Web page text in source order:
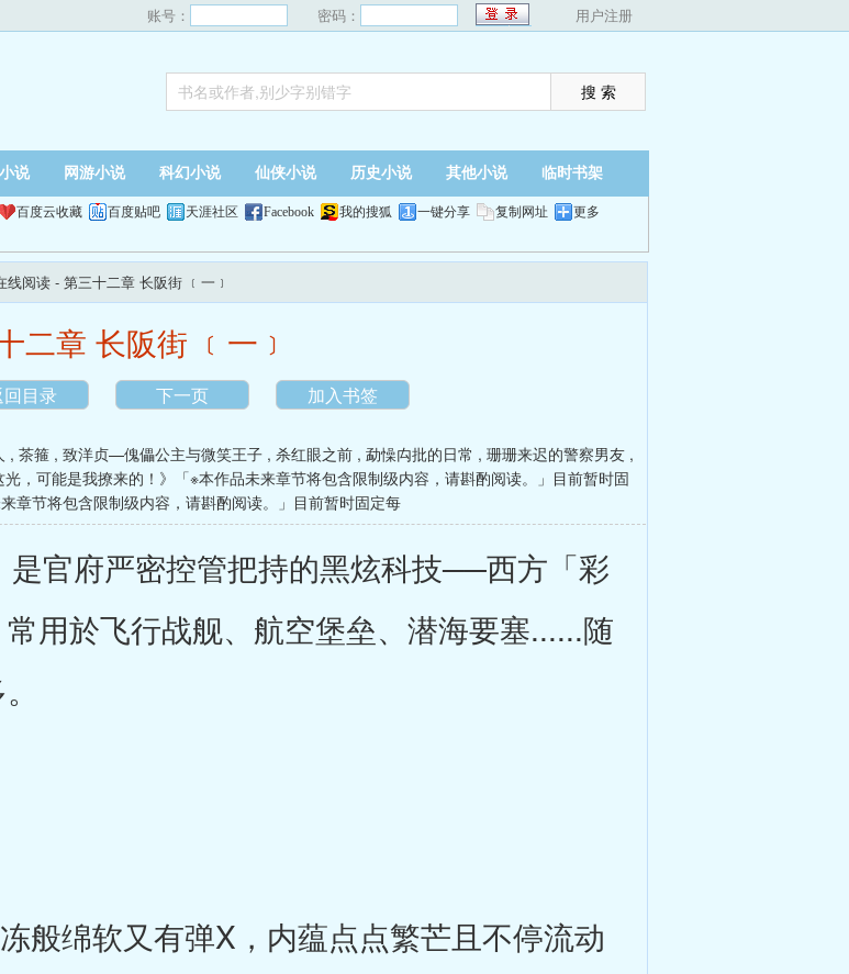
账号： 密码： 用户注册
说 网游小说 科幻小说 仙侠小说 历史小说 其他小说 临时书架
百度云收藏 百度贴吧 天涯社区 Facebook 我的搜狐 一键分享 复制网址 更多
线阅读 - 第三十二章 长阪街 ﹝一﹞
二章 长阪街 ﹝一﹞
目录 下一页 加入书签
, 茶箍 , 致洋贞—傀儡公主与微笑王子 , 杀红眼之前 , 勐懆禸批的日常 , 珊珊来迟的警察男友 ,
光，可能是我撩来的！》「※本作品未来章节将包含限制级内容，请斟酌阅读。」目前暂时固
章节将包含限制级内容，请斟酌阅读。」目前暂时固定每
官府严密控管把持的黑炫科技──西方「彩
用於飞行战舰、航空堡垒、潜海要塞......随
般绵软又有弹X，内蕴点点繁芒且不停流动